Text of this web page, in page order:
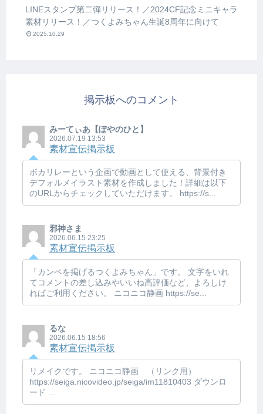
LINEスタンプ第二弾リリース！／2024CF記念ミニキャラ
素材リリース！／つくよみちゃん生誕8周年に向けて
2025.10.29
掲示板へのコメント
みーてぃあ【ぽやのひと】
2026.07.19 13:53
素材宣伝掲示板
ボカリレーという企画で動画として使える、背景付き
デフォルメイラスト素材を作成しました！詳細は以下
のURLからチェックしていただけます。 https://s...
邪神さま
2026.06.15 23:25
素材宣伝掲示板
「カンペを掲げるつくよみちゃん」です。 文字をいれ
てコメントの差し込みやいいね高評価など、よろしけ
ればご利用ください。 ニコニコ静画 https://se...
るな
2026.06.15 18:56
素材宣伝掲示板
リメイクです。 ニコニコ静画 （リンク用）
https://seiga.nicovideo.jp/seiga/im11810403 ダウンロ
ード ...